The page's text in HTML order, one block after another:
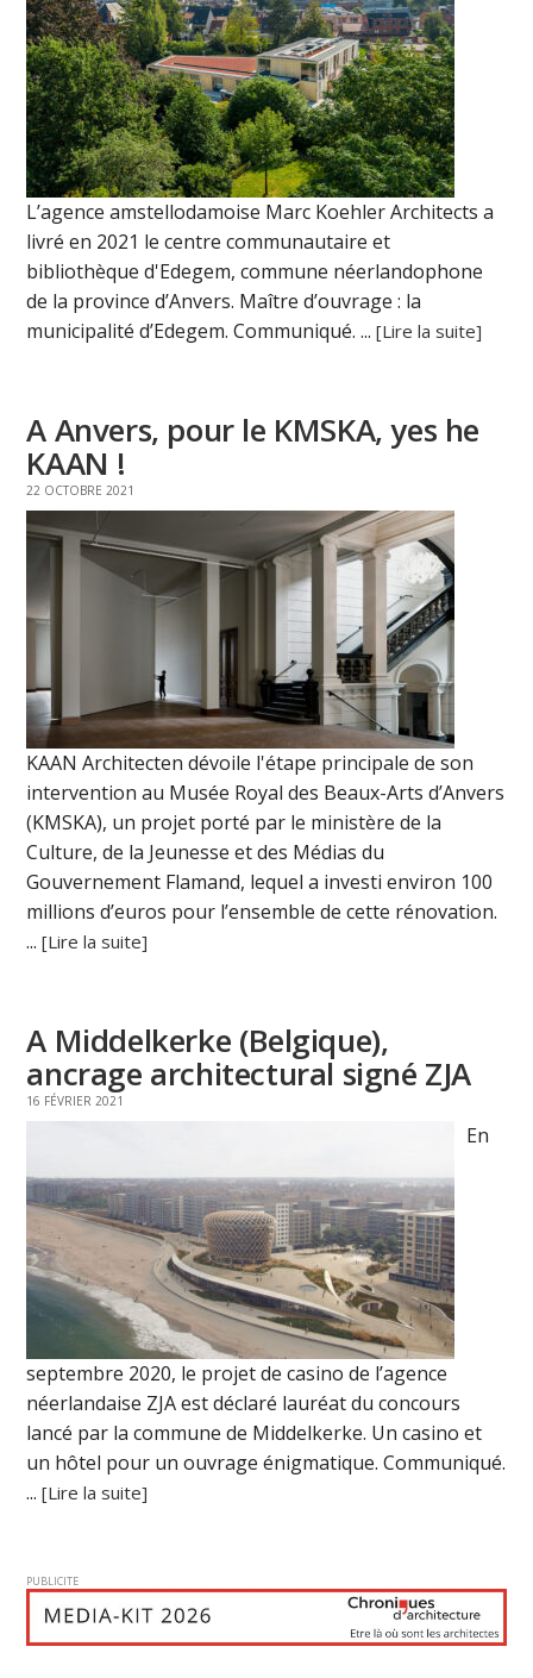
L’agence amstellodamoise Marc Koehler Architects a
livré en 2021 le centre communautaire et
bibliothèque d'Edegem, commune néerlandophone
de la province d’Anvers. Maître d’ouvrage : la
municipalité d’Edegem. Communiqué. ...[Lire la suite]
A Anvers, pour le KMSKA, yes he
KAAN !
22 OCTOBRE 2021
KAAN Architecten dévoile l'étape principale de son
intervention au Musée Royal des Beaux-Arts d’Anvers
(KMSKA), un projet porté par le ministère de la
Culture, de la Jeunesse et des Médias du
Gouvernement Flamand, lequel a investi environ 100
millions d’euros pour l’ensemble de cette rénovation.
...[Lire la suite]
A Middelkerke (Belgique),
ancrage architectural signé ZJA
16 FÉVRIER 2021
En
septembre 2020, le projet de casino de l’agence
néerlandaise ZJA est déclaré lauréat du concours
lancé par la commune de Middelkerke. Un casino et
un hôtel pour un ouvrage énigmatique. Communiqué.
...[Lire la suite]
PUBLICITE